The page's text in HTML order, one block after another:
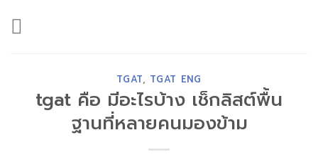
to
TGAT, TGAT ENG
tgat คือ มีอะไรบ้าง เช็กลิสต์พื้น
ฐานที่หลายคนมองข้าม